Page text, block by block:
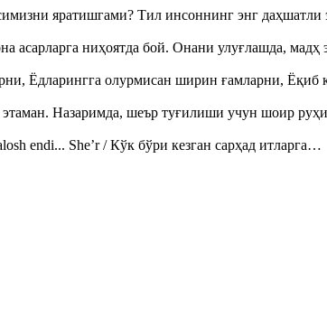
яратишгами? Тил инсоннинг энг
асарларга ниҳоятда бой. Онани улуғлашда,
Ёдларингга олурмисан ширин ғамларни,
Назаримда, шеър туғилиши учун шоир
endi... She’r / Кўк бўри кезган сарҳад итларга…